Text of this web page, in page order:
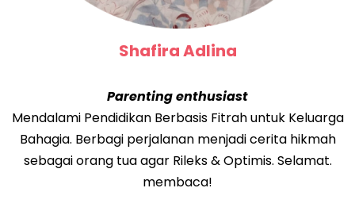
Shafira Adlina
Parenting enthusiast
Mendalami Pendidikan Berbasis Fitrah untuk Keluarga
Bahagia. Berbagi perjalanan menjadi cerita hikmah
sebagai orang tua agar Rileks & Optimis. Selamat.
membaca!